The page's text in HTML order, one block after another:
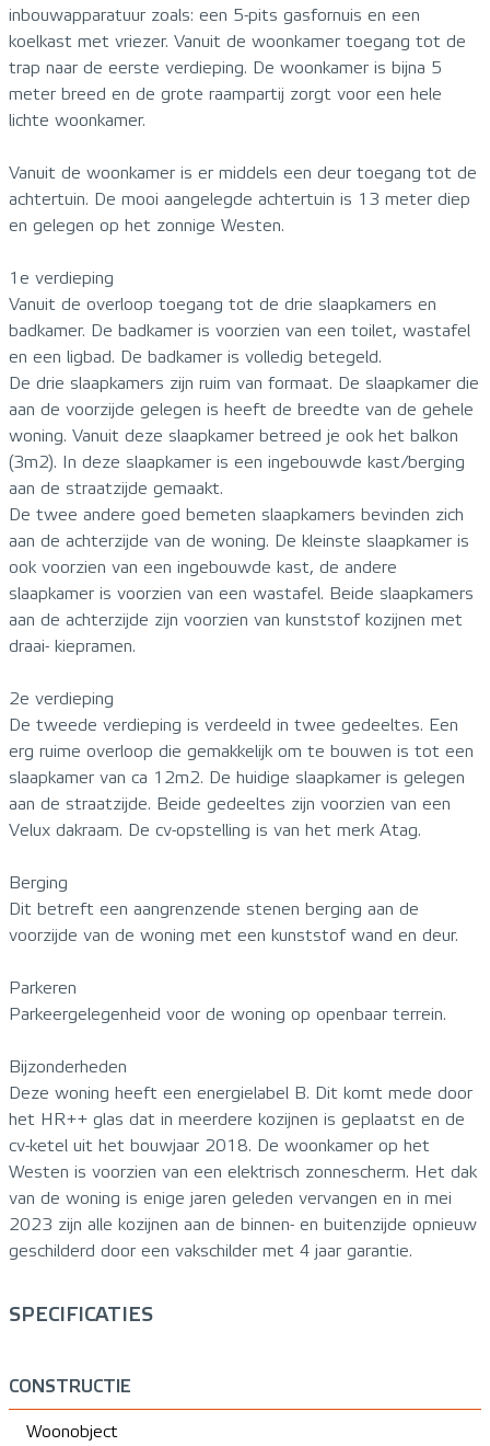
inbouwapparatuur zoals: een 5-pits gasfornuis en een
koelkast met vriezer. Vanuit de woonkamer toegang tot de
trap naar de eerste verdieping. De woonkamer is bijna 5
meter breed en de grote raampartij zorgt voor een hele
lichte woonkamer.
Vanuit de woonkamer is er middels een deur toegang tot de
achtertuin. De mooi aangelegde achtertuin is 13 meter diep
en gelegen op het zonnige Westen.
1e verdieping
Vanuit de overloop toegang tot de drie slaapkamers en
badkamer. De badkamer is voorzien van een toilet, wastafel
en een ligbad. De badkamer is volledig betegeld.
De drie slaapkamers zijn ruim van formaat. De slaapkamer die
aan de voorzijde gelegen is heeft de breedte van de gehele
woning. Vanuit deze slaapkamer betreed je ook het balkon
(3m2). In deze slaapkamer is een ingebouwde kast/berging
aan de straatzijde gemaakt.
De twee andere goed bemeten slaapkamers bevinden zich
aan de achterzijde van de woning. De kleinste slaapkamer is
ook voorzien van een ingebouwde kast, de andere
slaapkamer is voorzien van een wastafel. Beide slaapkamers
aan de achterzijde zijn voorzien van kunststof kozijnen met
draai- kiepramen.
2e verdieping
De tweede verdieping is verdeeld in twee gedeeltes. Een
erg ruime overloop die gemakkelijk om te bouwen is tot een
slaapkamer van ca 12m2. De huidige slaapkamer is gelegen
aan de straatzijde. Beide gedeeltes zijn voorzien van een
Velux dakraam. De cv-opstelling is van het merk Atag.
Berging
Dit betreft een aangrenzende stenen berging aan de
voorzijde van de woning met een kunststof wand en deur.
Parkeren
Parkeergelegenheid voor de woning op openbaar terrein.
Bijzonderheden
Deze woning heeft een energielabel B. Dit komt mede door
het HR++ glas dat in meerdere kozijnen is geplaatst en de
cv-ketel uit het bouwjaar 2018. De woonkamer op het
Westen is voorzien van een elektrisch zonnescherm. Het dak
van de woning is enige jaren geleden vervangen en in mei
2023 zijn alle kozijnen aan de binnen- en buitenzijde opnieuw
geschilderd door een vakschilder met 4 jaar garantie.
SPECIFICATIES
CONSTRUCTIE
Woonobject